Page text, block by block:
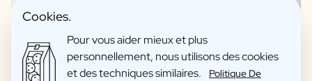
Cookies.
Pour vous aider mieux et plus
personnellement, nous utilisons des cookies
et des techniques similaires.
Politique De